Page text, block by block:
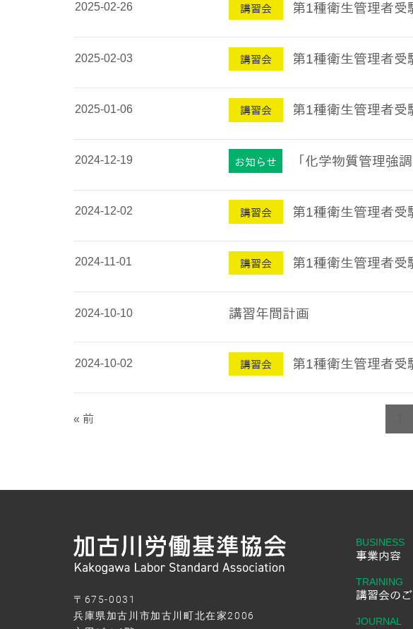
2025-02-26 講習会 第1種衛生管理者受
2025-02-03 講習会 第1種衛生管理者受
2025-01-06 講習会 第1種衛生管理者受
2024-12-19 お知らせ 「化学物質管理強
2024-12-02 講習会 第1種衛生管理者受
2024-11-01 講習会 第1種衛生管理者受
2024-10-10 講習年間計画
2024-10-02 講習会 第1種衛生管理者受
« 前
〒675-0031
兵庫県加古川市加古川町北在家2006
BUSINESS
事業内容
TRAINING
講習会の
JOURNAL